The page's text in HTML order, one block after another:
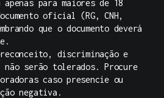
para maiores de 18
oficial (RG, CNH,
que o documento deverá
discriminação e
não serão tolerados. Procure
caso presencie ou
negativa.